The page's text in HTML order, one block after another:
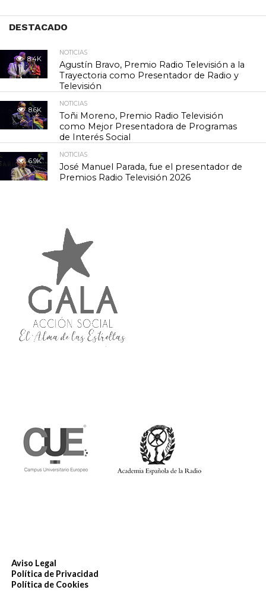
DESTACADO
8.4K
NOTICIAS
Agustín Bravo, Premio Radio Televisión a la
Trayectoria como Presentador de Radio y
Televisión
8.6K
NOTICIAS
Toñi Moreno, Premio Radio Televisión
como Mejor Presentadora de Programas
de Interés Social
6.9K
NOTICIAS
José Manuel Parada, fue el presentador de
Premios Radio Televisión 2026
Aviso Legal
Política de Privacidad
Política de Cookies